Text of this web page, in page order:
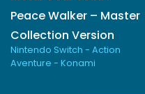
Peace Walker – Master
Collection Version
Nintendo Switch - Action
Aventure - Konami